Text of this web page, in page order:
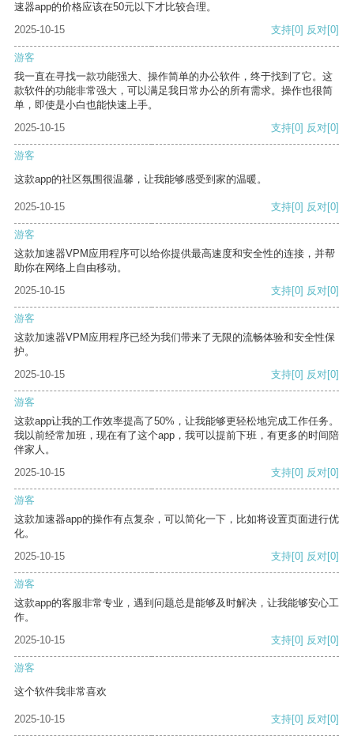
速器app的价格应该在50元以下才比较合理。
2025-10-15
支持[0] 反对[0]
游客
我一直在寻找一款功能强大、操作简单的办公软件，终于找到了它。这
款软件的功能非常强大，可以满足我日常办公的所有需求。操作也很简
单，即使是小白也能快速上手。
2025-10-15
支持[0] 反对[0]
游客
这款app的社区氛围很温馨，让我能够感受到家的温暖。
2025-10-15 支持[0] 反对[0]
游客
这款加速器VPM应用程序可以给你提供最高速度和安全性的连接，并帮
助你在网络上自由移动。
2025-10-15
支持[0] 反对[0]
游客
这款加速器VPM应用程序已经为我们带来了无限的流畅体验和安全性保
护。
2025-10-15
支持[0] 反对[0]
游客
这款app让我的工作效率提高了50%，让我能够更轻松地完成工作任务。
我以前经常加班，现在有了这个app，我可以提前下班，有更多的时间陪
伴家人。
2025-10-15
支持[0] 反对[0]
游客
这款加速器app的操作有点复杂，可以简化一下，比如将设置页面进行优
化。
2025-10-15
支持[0] 反对[0]
游客
这款app的客服非常专业，遇到问题总是能够及时解决，让我能够安心工
作。
2025-10-15
支持[0] 反对[0]
游客
这个软件我非常喜欢
2025-10-15 支持[0] 反对[0]